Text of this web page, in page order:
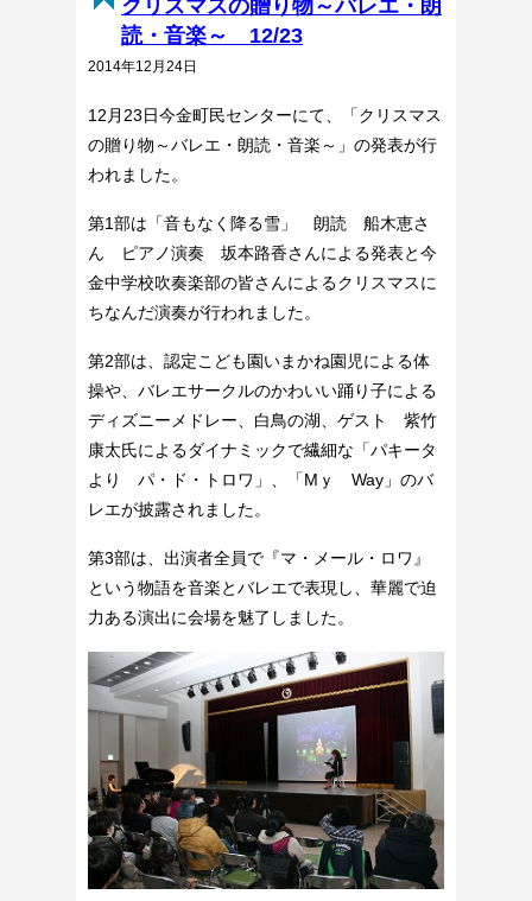
クリスマスの贈り物～バレエ・朗
読・音楽～ 12/23
2014年12月24日
12月23日今金町民センターにて、「クリスマス
の贈り物～バレエ・朗読・音楽～」の発表が行
われました。
第1部は「音もなく降る雪」 朗読 船木恵さ
ん ピアノ演奏 坂本路香さんによる発表と今
金中学校吹奏楽部の皆さんによるクリスマスに
ちなんだ演奏が行われました。
第2部は、認定こども園いまかね園児による体
操や、バレエサークルのかわいい踊り子による
ディズニーメドレー、白鳥の湖、ゲスト 紫竹
康太氏によるダイナミックで繊細な「パキータ
より パ・ド・トロワ」、「Mｙ Way」のバ
レエが披露されました。
第3部は、出演者全員で『マ・メール・ロワ』
という物語を音楽とバレエで表現し、華麗で迫
力ある演出に会場を魅了しました。